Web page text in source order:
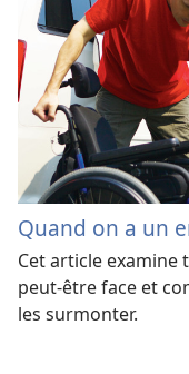
Quand on a un
Cet article examine
peut-être face et
les surmonter.